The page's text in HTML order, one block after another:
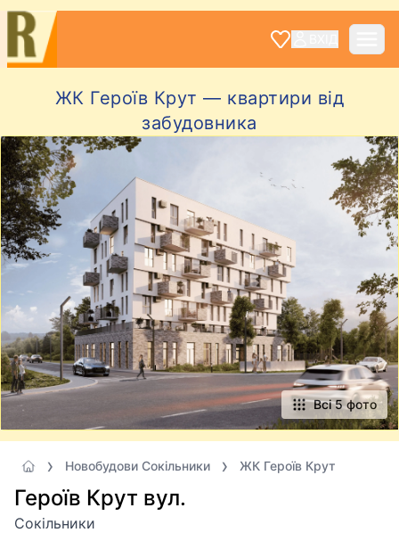
ЖК Героїв Крут — квартири від
забудовника
Всі 5 фото
Новобудови Сокільники ЖК Героїв Крут
Героїв Крут вул.
Сокільники